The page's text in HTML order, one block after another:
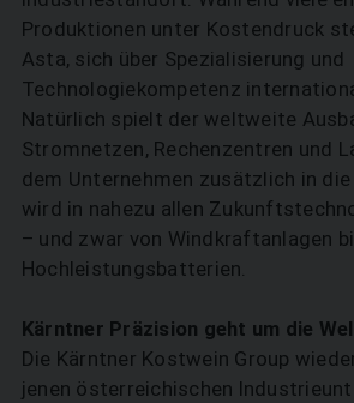
Produktionen unter Kostendruck
Asta, sich über Spezialisierung und
Technologiekompetenz
Natürlich spielt der weltweite
Stromnetzen, Rechenzentren und
dem Unternehmen zusätzlich in
wird in nahezu allen
– und zwar von Windkraftanlagen
Hochleistungsbatterien.
Kärntner Präzision geht um die
Die Kärntner Kostwein Group
jenen österreichischen